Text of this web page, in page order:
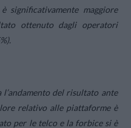
significativamente maggiore
ottenuto dagli operatori
del risultato ante
relativo alle piattaforme è
per le telco e la forbice si è